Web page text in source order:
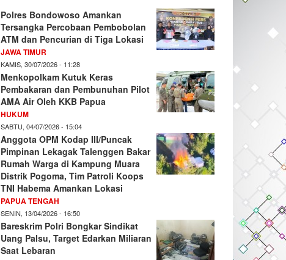
Polres Bondowoso Amankan
Tersangka Percobaan Pembobolan
ATM dan Pencurian di Tiga Lokasi
JAWA TIMUR
KAMIS, 30/07/2026 - 11:28
Menkopolkam Kutuk Keras
Pembakaran dan Pembunuhan Pilot
AMA Air Oleh KKB Papua
HUKUM
SABTU, 04/07/2026 - 15:04
Anggota OPM Kodap III/Puncak
Pimpinan Lekagak Talenggen Bakar
Rumah Warga di Kampung Muara
Distrik Pogoma, Tim Patroli Koops
TNI Habema Amankan Lokasi
PAPUA TENGAH
SENIN, 13/04/2026 - 16:50
Bareskrim Polri Bongkar Sindikat
Uang Palsu, Target Edarkan Miliaran
Saat Lebaran